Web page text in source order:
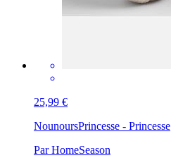
25,99 €
NounoursPrincesse - Princesse
Par HomeSeason